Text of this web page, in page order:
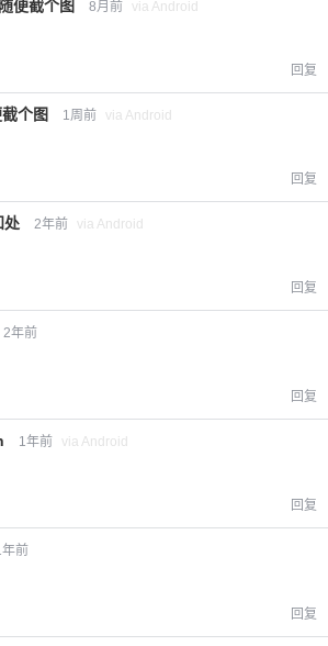
便截个图 8月前 via Android
回复
个图 1周前 via Android
回复
处 2年前 via Android
回复
2年前
回复
1年前 via Android
回复
年前
回复